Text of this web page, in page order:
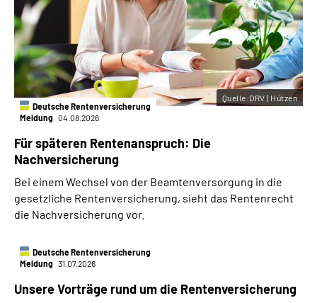
Deutsche Rentenversicherung
Meldung 04.08.2026
Für späteren Rentenanspruch: Die
Nachversicherung
Bei einem Wechsel von der Beamtenversorgung in die
gesetzliche Rentenversicherung, sieht das Rentenrecht
die Nachversicherung vor.
Quelle:DRV | Hützen
Deutsche Rentenversicherung
Meldung 31.07.2026
Unsere Vorträge rund um die Rentenversicherung